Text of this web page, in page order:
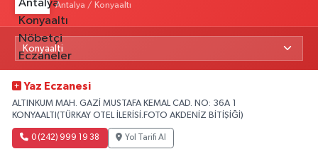
Antalya / Konyaaltı
Yaz Eczanesi
ALTINKUM MAH. GAZİ MUSTAFA KEMAL CAD. NO: 36A 1
KONYAALTI(TÜRKAY OTEL İLERİSİ.FOTO AKDENİZ BİTİŞİĞİ)
0 (242) 999 19 38 Yol Tarifi Al